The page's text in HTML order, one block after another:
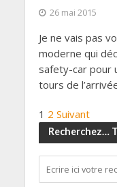
26 mai 2015
Je ne vais pas
moderne qui
safety-car pour
tours de
1 2 Suivant
Recherchez…